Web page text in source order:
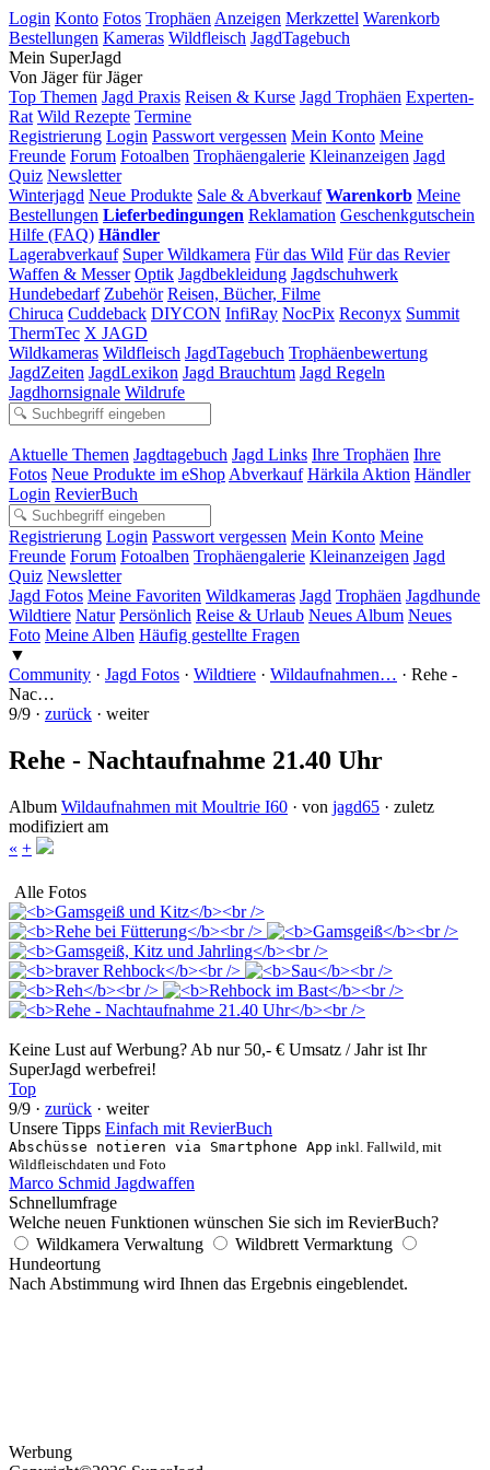
Login Konto Fotos Trophäen Anzeigen Merkzettel Warenkorb
Bestellungen Kameras Wildfleisch JagdTagebuch
Mein SuperJagd
Von Jäger für Jäger
Top Themen Jagd Praxis Reisen & Kurse Jagd Trophäen Experten-
Rat Wild Rezepte Termine
Registrierung Login Passwort vergessen Mein Konto Meine
Freunde Forum Fotoalben Trophäengalerie Kleinanzeigen Jagd
Quiz Newsletter
Winterjagd Neue Produkte Sale & Abverkauf Warenkorb Meine
Bestellungen Lieferbedingungen Reklamation Geschenkgutschein
Hilfe (FAQ) Händler
Lagerabverkauf Super Wildkamera Für das Wild Für das Revier
Waffen & Messer Optik Jagdbekleidung Jagdschuhwerk
Hundebedarf Zubehör Reisen, Bücher, Filme
Chiruca Cuddeback DIYCON InfiRay NocPix Reconyx Summit
ThermTec X JAGD
Wildkameras Wildfleisch JagdTagebuch Trophäenbewertung
JagdZeiten JagdLexikon Jagd Brauchtum Jagd Regeln
Jagdhornsignale Wildrufe
Aktuelle Themen Jagdtagebuch Jagd Links Ihre Trophäen Ihre
Fotos Neue Produkte im eShop Abverkauf Härkila Aktion Händler
Login RevierBuch
Registrierung Login Passwort vergessen Mein Konto Meine
Freunde Forum Fotoalben Trophäengalerie Kleinanzeigen Jagd
Quiz Newsletter
Jagd Fotos Meine Favoriten Wildkameras Jagd Trophäen Jagdhunde
Wildtiere Natur Persönlich Reise & Urlaub Neues Album Neues
Foto Meine Alben Häufig gestellte Fragen
▼
Community · Jagd Fotos · Wildtiere · Wildaufnahmen… · Rehe -
Nac…
9/9 · zurück · weiter
Rehe - Nachtaufnahme 21.40 Uhr
Album Wildaufnahmen mit Moultrie I60 · von jagd65 · zuletz
modifiziert am
« +
Alle Fotos
Keine Lust auf Werbung? Ab nur 50,- € Umsatz / Jahr ist Ihr
SuperJagd werbefrei!
Top
9/9 · zurück · weiter
Unsere Tipps Einfach mit RevierBuch
Abschüsse notieren via Smartphone App inkl. Fallwild, mit
Wildfleischdaten und Foto
Marco Schmid Jagdwaffen
Schnellumfrage
Welche neuen Funktionen wünschen Sie sich im RevierBuch?
Wildkamera Verwaltung
Wildbrett Vermarktung
Hundeortung
Nach Abstimmung wird Ihnen das Ergebnis eingeblendet.
Werbung